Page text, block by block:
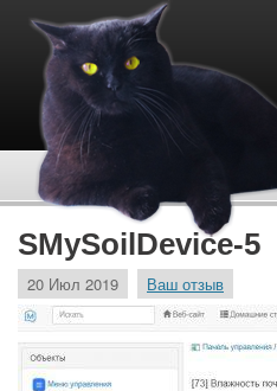
SMySoilDevice-5
20 Июл 2019 Ваш отзыв